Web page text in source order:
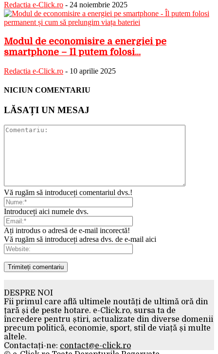
Redactia e-Click.ro - 24 noiembrie 2025
Modul de economisire a energiei pe
smartphone – Îl putem folosi...
Redactia e-Click.ro - 10 aprilie 2025
NICIUN COMENTARIU
LĂSAȚI UN MESAJ
Vă rugăm să introduceți comentariul dvs.!
Introduceți aici numele dvs.
Ați introdus o adresă de e-mail incorectă!
Vă rugăm să introduceți adresa dvs. de e-mail aici
DESPRE NOI
Fii primul care află ultimele noutăți de ultimă oră din
țară și de peste hotare. e-Click.ro, sursa ta de
încredere pentru știri, actualizate din diverse domenii
precum politică, economie, sport, stil de viață și multe
altele.
Contactați-ne: contact@e-click.ro